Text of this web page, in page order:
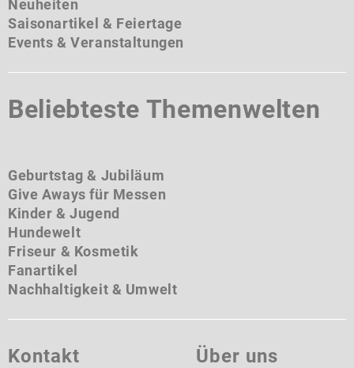
Neuheiten
Saisonartikel & Feiertage
Events & Veranstaltungen
Beliebteste Themenwelten
Geburtstag & Jubiläum
Give Aways für Messen
Kinder & Jugend
Hundewelt
Friseur & Kosmetik
Fanartikel
Nachhaltigkeit & Umwelt
Kontakt Über uns